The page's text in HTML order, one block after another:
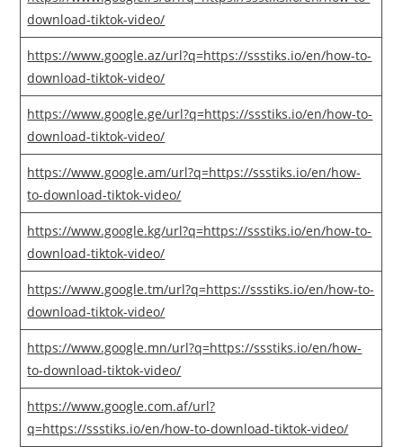
download-tiktok-video/
https://www.google.az/url?q=https://ssstiks.io/en/how-to-
download-tiktok-video/
https://www.google.ge/url?q=https://ssstiks.io/en/how-to-
download-tiktok-video/
https://www.google.am/url?q=https://ssstiks.io/en/how-
to-download-tiktok-video/
https://www.google.kg/url?q=https://ssstiks.io/en/how-to-
download-tiktok-video/
https://www.google.tm/url?q=https://ssstiks.io/en/how-to-
download-tiktok-video/
https://www.google.mn/url?q=https://ssstiks.io/en/how-
to-download-tiktok-video/
https://www.google.com.af/url?
q=https://ssstiks.io/en/how-to-download-tiktok-video/